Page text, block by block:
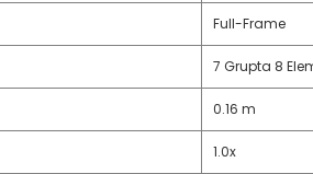
Full-Frame
7 Grupta 8
0.16 m
1.0x